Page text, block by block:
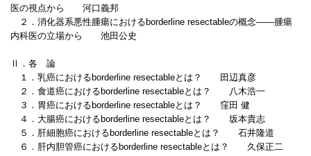
医の視点から 河口義邦
２．消化器系悪性腫瘍におけるborderline resectableの概念――腫瘍
内科医の立場から 池田公史
Ⅱ．各 論
１．乳癌におけるborderline resectableとは？ 田辺真彦
２．食道癌におけるborderline resectableとは？ 八木浩一
３．胃癌におけるborderline resectableとは？ 窪田 健
４．大腸癌におけるborderline resectableとは？ 坂本貴志
５．肝細胞癌におけるborderline resectableとは？ 石井隆道
６．肝内胆管癌におけるborderline resectableとは？ 久保正二